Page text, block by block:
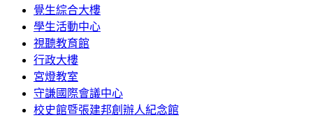
覺生綜合大樓
學生活動中心
視聽教育館
行政大樓
宮燈教室
守謙國際會議中心
校史館暨張建邦創辦人紀念館